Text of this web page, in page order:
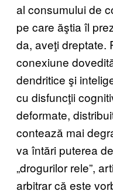
al consumului de
pe care ăştia îl
da, aveţi dreptate.
conexiune
dendritice şi
cu disfuncţii
deformate,
contează mai
va întări puterea
„drogurilor rele”,
arbitrar că este